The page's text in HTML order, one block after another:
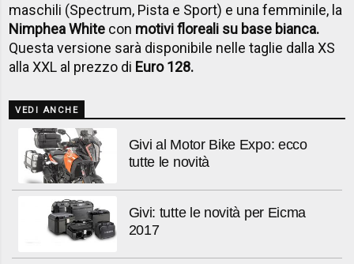
maschili (Spectrum, Pista e Sport) e una femminile, la
Nimphea White con motivi floreali su base bianca.
Questa versione sarà disponibile nelle taglie dalla XS
alla XXL al prezzo di Euro 128.
VEDI ANCHE
Givi al Motor Bike Expo: ecco
tutte le novità
Givi: tutte le novità per Eicma
2017